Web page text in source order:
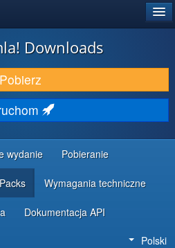
Downloads
Pobierz
wydanie Pobieranie
Wymagania techniczne
Dokumentacja API
Polski